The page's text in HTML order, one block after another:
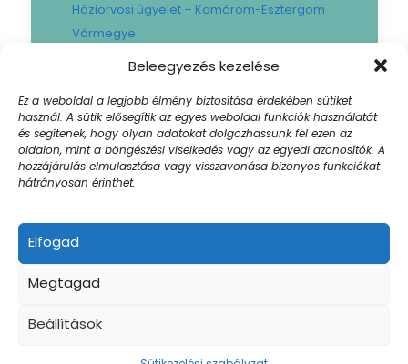
Beleegyezés kezelése
Ez a weboldal a legjobb élmény biztosítása érdekében sütiket
használ. A sütik elősegítik az egyes weboldal funkciók használatát
és segítenek, hogy olyan adatokat dolgozhassunk fel ezen az
oldalon, mint a böngészési viselkedés vagy az egyedi azonosítók. A
hozzájárulás elmulasztása vagy visszavonása bizonyos funkciókat
hátrányosan érinthet.
Elfogad
Megtagad
Beállítások
Háziorvosi ügyelet – Komárom-Esztergom
Vármegye
Gyógyszertári ügyelet – Komárom-
Városi Fogászat
Művese Állomás B.Braun
Facility hibabejelentő
Sajtószoba
© 2024 Szent Borbála Kórház. All Rights |
Akadálymentesített weboldal